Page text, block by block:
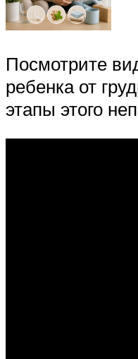
Посмотрите
ребенка от
этапы этого